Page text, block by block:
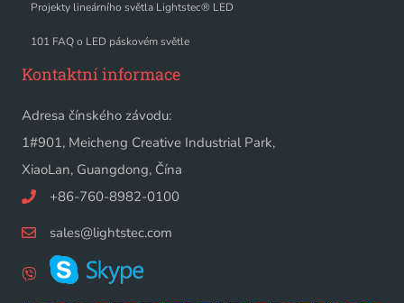
Projekty lineárního světla Lightstec® LED
101 FAQ o LED páskovém světle
Kontaktní informace
Adresa čínského závodu:
1#901, Meicheng Creative Industrial Park,
XiaoLan, Guangdong, Čína
+86-760-8982-0100
sales@lightstec.com